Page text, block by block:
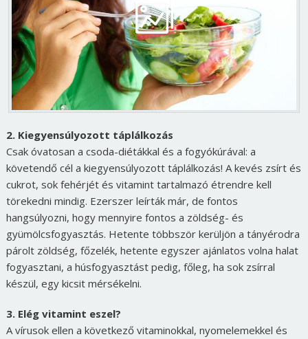
2. Kiegyensúlyozott táplálkozás
Csak óvatosan a csoda-diétákkal és a fogyókúrával: a
követendő cél a kiegyensúlyozott táplálkozás! A kevés zsírt és
cukrot, sok fehérjét és vitamint tartalmazó étrendre kell
törekedni mindig. Ezerszer leírták már, de fontos
hangsúlyozni, hogy mennyire fontos a zöldség- és
gyümölcsfogyasztás. Hetente többször kerüljön a tányérodra
párolt zöldség, főzelék, hetente egyszer ajánlatos volna halat
fogyasztani, a húsfogyasztást pedig, főleg, ha sok zsírral
készül, egy kicsit mérsékelni.
3. Elég vitamint eszel?
A vírusok ellen a következő vitaminokkal, nyomelemekkel és